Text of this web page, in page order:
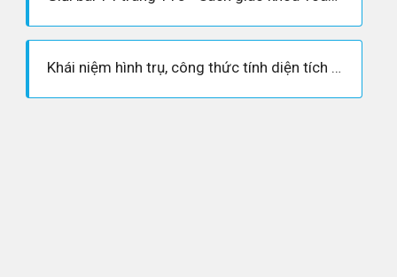
Khái niệm hình trụ, công thức tính diện tích và thể tích hình trụ